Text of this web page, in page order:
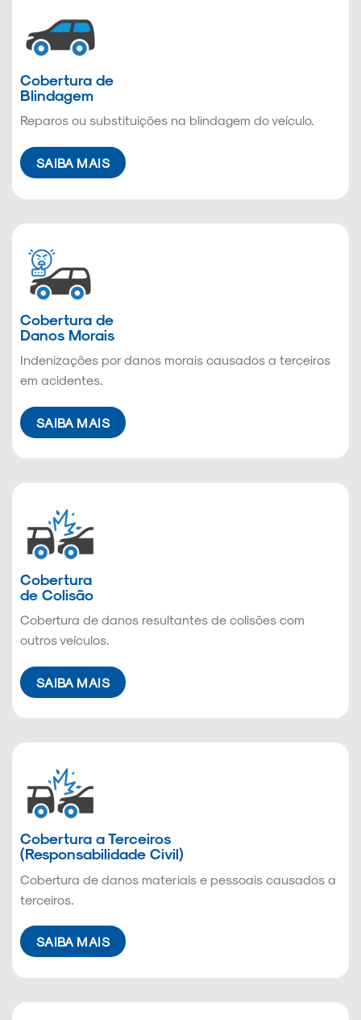
Cobertura de
Blindagem
Reparos ou substituições na blindagem do veículo.
SAIBA MAIS
Cobertura de
Danos Morais
Indenizações por danos morais causados a terceiros
em acidentes.
SAIBA MAIS
Cobertura
de Colisão
Cobertura de danos resultantes de colisões com
outros veículos.
SAIBA MAIS
Cobertura a Terceiros
(Responsabilidade Civil)
Cobertura de danos materiais e pessoais causados a
terceiros.
SAIBA MAIS